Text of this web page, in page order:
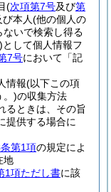
(次項第7号及び第
び本人(他の個人の
いで検索し得る
として個人情報フ
7号において「記
情報(以下この項
。)の収集方法
るときは、その旨
提供する場合に
第1項の規定によ
地
1項ただし書に該